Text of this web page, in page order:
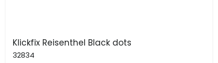
Klickfix Reisenthel Black dots
32834